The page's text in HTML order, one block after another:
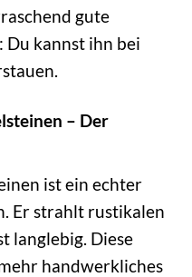
gute
Du kannst ihn bei
– Der
ist ein echter
Er strahlt rustikalen
langlebig. Diese
handwerkliches